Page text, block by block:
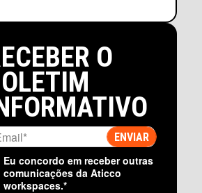
O
Eu concordo em receber outras
comunicações da Aticco
workspaces.*